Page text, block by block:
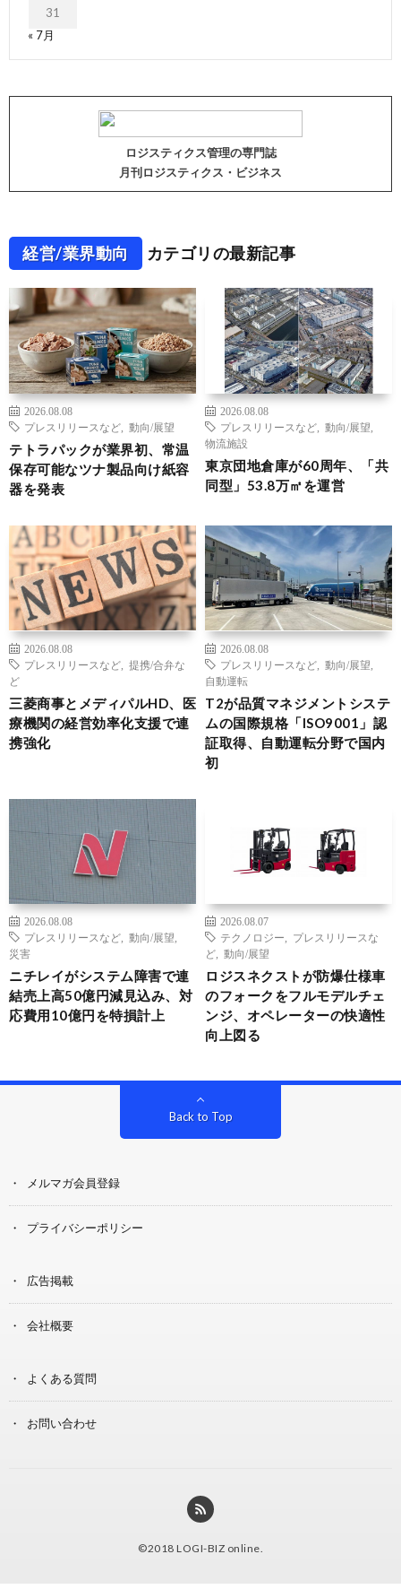
31
« 7月
ロジスティクス管理の専門誌
月刊ロジスティクス・ビジネス
経営/業界動向 カテゴリの最新記事
2026.08.08
プレスリリースなど
動向/展望
テトラパックが業界初、常温
保存可能なツナ製品向け紙容
器を発表
2026.08.08
プレスリリースなど
動向/展望
物流施設
東京団地倉庫が60周年、「共
同型」53.8万㎡を運営
2026.08.08
プレスリリースなど
提携/合弁な
ど
三菱商事とメディパルHD、医
療機関の経営効率化支援で連
携強化
2026.08.08
プレスリリースなど
動向/展望
自動運転
T2が品質マネジメントシステ
ムの国際規格「ISO9001」認
証取得、自動運転分野で国内
初
2026.08.08
プレスリリースなど
動向/展望
災害
ニチレイがシステム障害で連
結売上高50億円減見込み、対
応費用10億円を特損計上
2026.08.07
テクノロジー
プレスリリースな
ど
動向/展望
ロジスネクストが防爆仕様車
のフォークをフルモデルチェ
ンジ、オペレーターの快適性
向上図る
Back to Top
メルマガ会員登録
プライバシーポリシー
広告掲載
会社概要
よくある質問
お問い合わせ
©2018 LOGI-BIZ online.